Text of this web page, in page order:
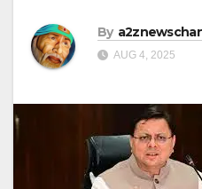
By
AUG 4, 2025